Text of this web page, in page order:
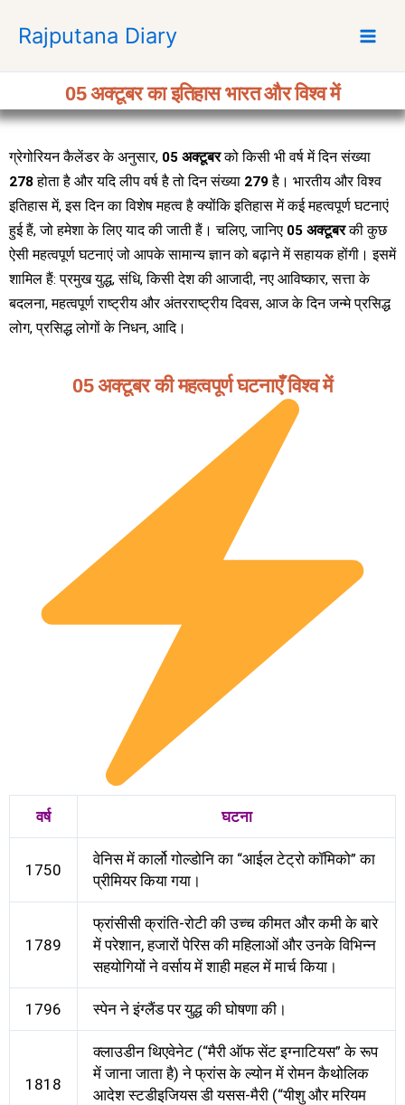
p
o
Rajputana Diary
05 अक्टूबर का इतिहास भारत और विश्व में
ग्रेगोरियन कैलेंडर के अनुसार, 05 अक्टूबरको किसी भी वर्ष में दिन संख्या
278होता है और यदि लीप वर्ष है तो दिन संख्या 279है। भारतीय और विश्व
इतिहास में, इस दिन का विशेष महत्व है क्योंकि इतिहास में कई महत्वपूर्ण घटनाएं
हुई हैं, जो हमेशा के लिए याद की जाती हैं। चलिए, जानिए 05 अक्टूबरकी कुछ
ऐसी महत्वपूर्ण घटनाएं जो आपके सामान्य ज्ञान को बढ़ाने में सहायक होंगी। इसमें
शामिल हैं: प्रमुख युद्ध, संधि, किसी देश की आजादी, नए आविष्कार, सत्ता के
बदलना, महत्वपूर्ण राष्ट्रीय और अंतरराष्ट्रीय दिवस, आज के दिन जन्मे प्रसिद्ध
लोग, प्रसिद्ध लोगों के निधन, आदि।
05 अक्टूबर की महत्वपूर्ण घटनाएँ विश्व में
वर्ष घटना
1750
वेनिस में कार्लो गोल्डोनि का “आईल टेट्रो कॉमिको” का
प्रीमियर किया गया।
1789
फ्रांसीसी क्रांति-रोटी की उच्च कीमत और कमी के बारे
में परेशान, हजारों पेरिस की महिलाओं और उनके विभिन्न
सहयोगियों ने वर्साय में शाही महल में मार्च किया।
1796 स्पेन ने इंग्लैंड पर युद्ध की घोषणा की।
1818
क्लाउडीन थिएवेनेट (“मैरी ऑफ सेंट इग्नाटियस” के रूप
में जाना जाता है) ने फ्रांस के ल्योन में रोमन कैथोलिक
आदेश स्टडीइजियस डी यसस-मैरी (“यीशु और मरियम